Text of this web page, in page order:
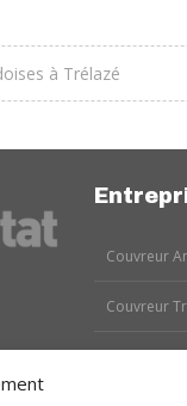
à Trélazé
Couvreur
Couvreur
Couvreur